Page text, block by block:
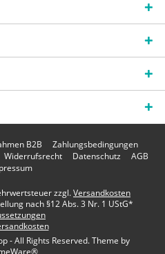
B2B
Zahlungsbedingungen
Widerrufsrecht Datenschutz
AGB
zzgl.Versandkosten
nach §12 Abs. 3 Nr. 1 UStG*
- All Rights Reserved. Theme by